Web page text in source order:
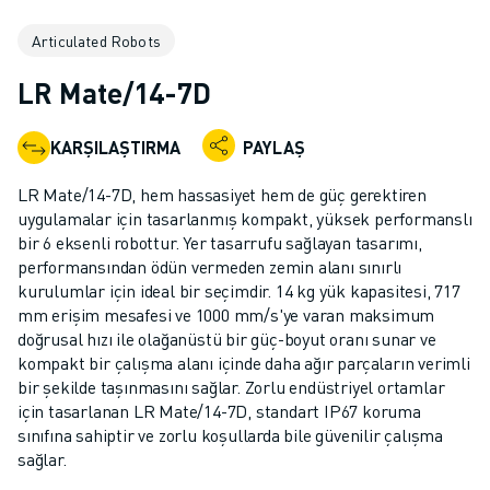
İŞBIRLIKÇI ROBOTLAR
ROBOT KONTROLÖRLERI
ROBOT AKSESUARLARI
ROBOT YAZILIMI
SIMÜLASYON YAZILIMI
EĞITIM AMAÇLI ROBOTIK ÜRÜNLERI
ROBOT OTOMASYONU
ARK KAYNAK ROBOTLARI
EKLEMLI ROBOTLAR
ARC MATE SERISI
M-900 SERISI
DELTA ROBOTLAR
GIDA VE TEMIZ ODA ROBOTLARI
BOYA ROBOTLARI
PALETLEME ROBOTLARI
Articulated Robots
LR Mate/14-7D
KARŞILAŞTIRMA PAYLAŞ
LR Mate/14-7D, hem hassasiyet hem de güç gerektiren
uygulamalar için tasarlanmış kompakt, yüksek performanslı
bir 6 eksenli robottur. Yer tasarrufu sağlayan tasarımı,
performansından ödün vermeden zemin alanı sınırlı
kurulumlar için ideal bir seçimdir. 14 kg yük kapasitesi, 717
mm erişim mesafesi ve 1000 mm/s'ye varan maksimum
doğrusal hızı ile olağanüstü bir güç-boyut oranı sunar ve
kompakt bir çalışma alanı içinde daha ağır parçaların verimli
bir şekilde taşınmasını sağlar. Zorlu endüstriyel ortamlar
için tasarlanan LR Mate/14-7D, standart IP67 koruma
sınıfına sahiptir ve zorlu koşullarda bile güvenilir çalışma
sağlar.